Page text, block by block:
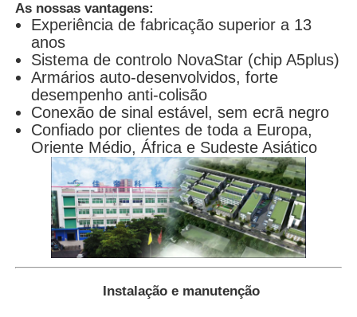
As nossas vantagens:
Experiência de fabricação superior a 13
anos
Sistema de controlo NovaStar (chip A5plus)
Armários auto-desenvolvidos, forte
desempenho anti-colisão
Conexão de sinal estável, sem ecrã negro
Confiado por clientes de toda a Europa,
Oriente Médio, África e Sudeste Asiático
Instalação e manutenção